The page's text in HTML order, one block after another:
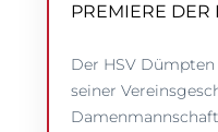
PREMIERE DER
Der HSV
seiner